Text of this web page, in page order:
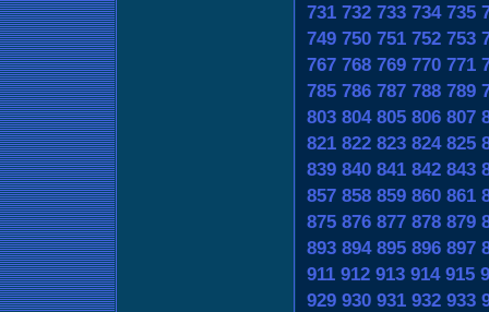
731 732 733 734 735
749 750 751 752 753
767 768 769 770 771
785 786 787 788 789
803 804 805 806 807
821 822 823 824 825
839 840 841 842 843
857 858 859 860 861
875 876 877 878 879
893 894 895 896 897
911 912 913 914 915
929 930 931 932 933